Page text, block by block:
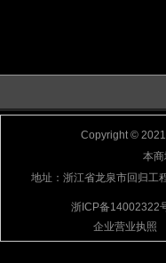
Copyright ©
本
地址：浙江省龙泉市回归工
浙ICP备14002322
企业营业执照